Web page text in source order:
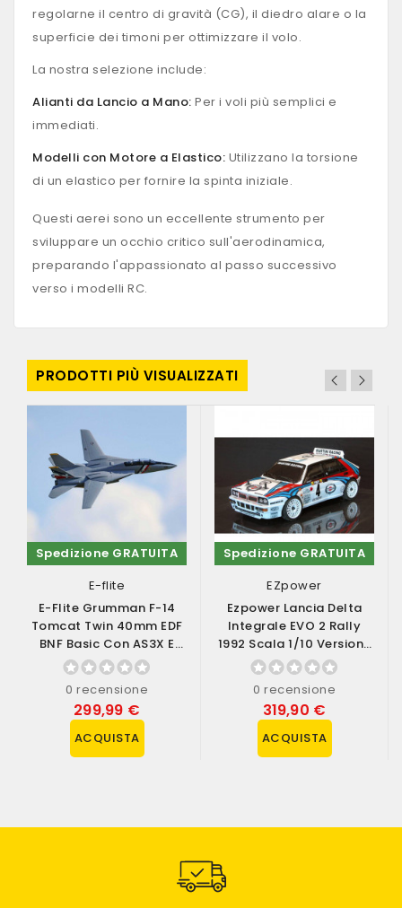
regolarne il centro di gravità (CG), il diedro alare o la
superficie dei timoni per ottimizzare il volo.
La nostra selezione include:
Alianti da Lancio a Mano: Per i voli più semplici e
immediati.
Modelli con Motore a Elastico: Utilizzano la torsione
di un elastico per fornire la spinta iniziale.
Questi aerei sono un eccellente strumento per
sviluppare un occhio critico sull'aerodinamica,
preparando l'appassionato al passo successivo
verso i modelli RC.
PRODOTTI PIÙ VISUALIZZATI
Spedizione GRATUITA
E-flite
E-Flite Grumman F-14
Tomcat Twin 40mm EDF
BNF Basic Con AS3X E
SAFE Select...
0 recensione
299,99 €
ACQUISTA
Spedizione GRATUITA
EZpower
Ezpower Lancia Delta
Integrale EVO 2 Rally
1992 Scala 1/10 Versione
RTR (art....
0 recensione
319,90 €
ACQUISTA